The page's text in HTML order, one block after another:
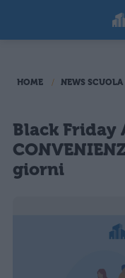
HOME NEWS
Black Friday
giorni